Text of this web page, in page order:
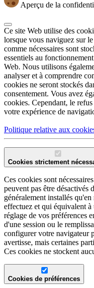
Aperçu de la
Ce site Web utilise des
lorsque vous naviguez sur
comme nécessaires sont
essentiels au
Web. Nous utilisons
analyser et à comprendre
cookies ne seront stockés
consentement. Vous avez
cookies. Cependant, le
votre expérience de
Politique relative aux
Cookies strictement
Ces cookies sont
peuvent pas être désactivés
généralement installés
effectuez et qui équivalent à
réglage de vos préférences
d'une session ou le
configurer votre navigateur
avertisse, mais certaines
Ces cookies ne stockent
Cookies de préférences